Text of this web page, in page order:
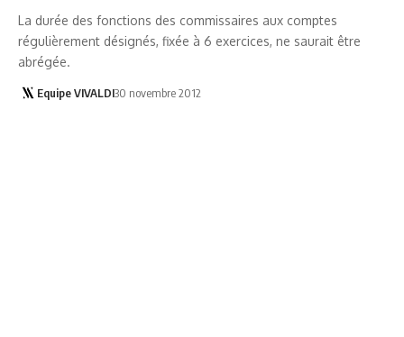
La durée des fonctions des commissaires aux comptes
régulièrement désignés, fixée à 6 exercices, ne saurait être
abrégée.
Equipe VIVALDI30 novembre 2012